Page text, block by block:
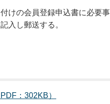
けの会員登録申込書に必要事
入し郵送する。
：302KB）